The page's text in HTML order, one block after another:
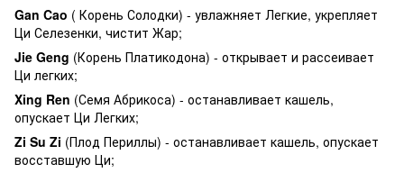
Gan Cao ( Корень Солодки) - увлажняет Легкие, укрепляет
Ци Селезенки, чистит Жар;
Jie Geng (Корень Платикодона) - открывает и рассеивает
Ци легких;
Xing Ren (Семя Абрикоса) - останавливает кашель,
опускает Ци Легких;
Zi Su Zi (Плод Периллы) - останавливает кашель, опускает
восставшую Ци;